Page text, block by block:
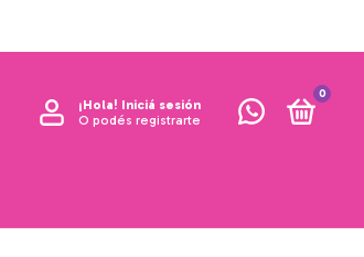
¡Hola! Iniciá sesión
O podés registrarte
0